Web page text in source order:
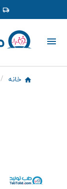
خانه